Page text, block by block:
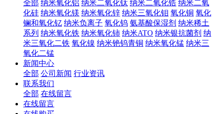
全部 纳米氧化铝 纳米二氧化钛 纳米二氧化锆 纳米二氧
化硅 纳米氧化镁 纳米氧化锌 纳米三氧化钼 氧化铜 氧化
镧和氧化钇 纳米负离子 氧化钨 氨基酸保湿剂 纳米稀土
系列 纳米氧化铁 纳米氧化铈 纳米ATO 纳米银抗菌剂 纳
米三氧化二铁 氧化镍 纳米铯钨青铜 纳米氧化锰 纳米三
氧化二锰
新闻中心
全部 公司新闻 行业资讯
联系我们
全部 在线留言
在线留言